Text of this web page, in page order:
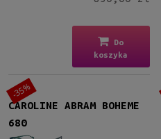
Do
koszyka
CAROLINE ABRAM BOHEME
680
-35%